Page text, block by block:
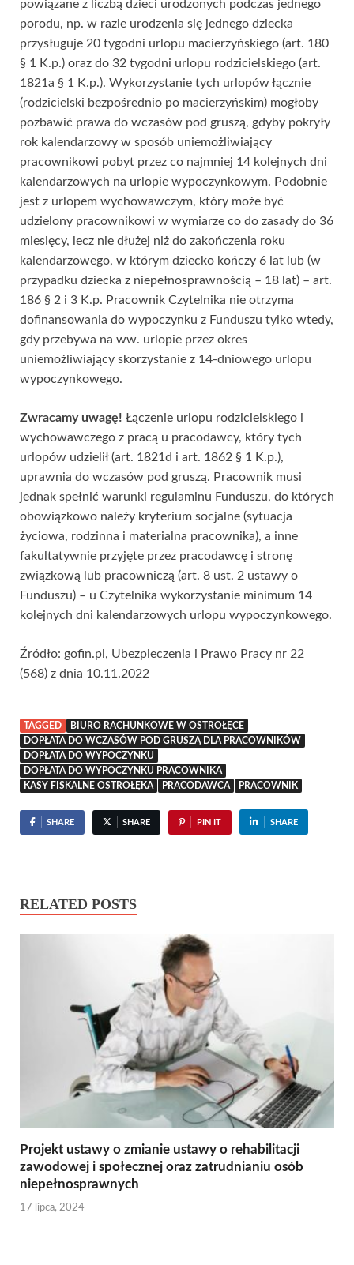
powiązane z liczbą dzieci urodzonych podczas jednego
porodu, np. w razie urodzenia się jednego dziecka
przysługuje 20 tygodni urlopu macierzyńskiego (art. 180
§ 1 K.p.) oraz do 32 tygodni urlopu rodzicielskiego (art.
1821a § 1 K.p.). Wykorzystanie tych urlopów łącznie
(rodzicielski bezpośrednio po macierzyńskim) mogłoby
pozbawić prawa do wczasów pod gruszą, gdyby pokryły
rok kalendarzowy w sposób uniemożliwiający
pracownikowi pobyt przez co najmniej 14 kolejnych dni
kalendarzowych na urlopie wypoczynkowym. Podobnie
jest z urlopem wychowawczym, który może być
udzielony pracownikowi w wymiarze co do zasady do 36
miesięcy, lecz nie dłużej niż do zakończenia roku
kalendarzowego, w którym dziecko kończy 6 lat lub (w
przypadku dziecka z niepełnosprawnością – 18 lat) – art.
186 § 2 i 3 K.p. Pracownik Czytelnika nie otrzyma
dofinansowania do wypoczynku z Funduszu tylko wtedy,
gdy przebywa na ww. urlopie przez okres
uniemożliwiający skorzystanie z 14-dniowego urlopu
wypoczynkowego.
Zwracamy uwagę! Łączenie urlopu rodzicielskiego i
wychowawczego z pracą u pracodawcy, który tych
urlopów udzielił (art. 1821d i art. 1862 § 1 K.p.),
uprawnia do wczasów pod gruszą. Pracownik musi
jednak spełnić warunki regulaminu Funduszu, do których
obowiązkowo należy kryterium socjalne (sytuacja
życiowa, rodzinna i materialna pracownika), a inne
fakultatywnie przyjęte przez pracodawcę i stronę
związkową lub pracowniczą (art. 8 ust. 2 ustawy o
Funduszu) – u Czytelnika wykorzystanie minimum 14
kolejnych dni kalendarzowych urlopu wypoczynkowego.
Źródło: gofin.pl, Ubezpieczenia i Prawo Pracy nr 22
(568) z dnia 10.11.2022
TAGGED
BIURO RACHUNKOWE W OSTROŁĘCE
DOPŁATA DO WCZASÓW POD GRUSZĄ DLA PRACOWNIKÓW
DOPŁATA DO WYPOCZYNKU
DOPŁATA DO WYPOCZYNKU PRACOWNIKA
KASY FISKALNE OSTROŁĘKA
PRACODAWCA PRACOWNIK
SHARE SHARE PIN IT SHARE
RELATED POSTS
Projekt ustawy o zmianie ustawy o rehabilitacji
zawodowej i społecznej oraz zatrudnianiu osób
niepełnosprawnych
17 lipca, 2024